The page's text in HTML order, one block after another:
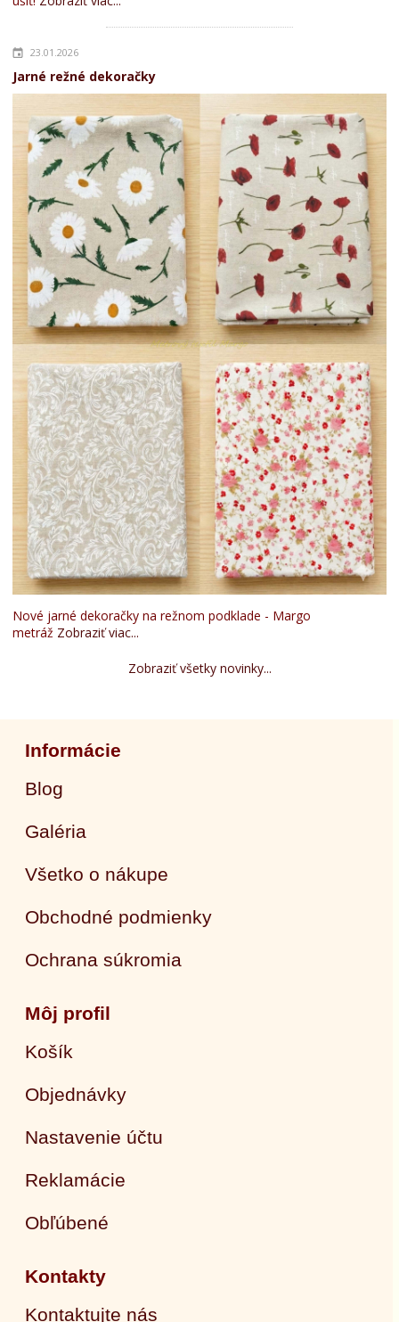
23.01.2026
Jarné režné dekoračky
Nové jarné dekoračky na režnom podklade - Margo
metráž Zobraziť viac...
Zobraziť všetky novinky...
Informácie
Blog
Galéria
Všetko o nákupe
Obchodné podmienky
Ochrana súkromia
Môj profil
Košík
Objednávky
Nastavenie účtu
Reklamácie
Obľúbené
Kontakty
Kontaktujte nás